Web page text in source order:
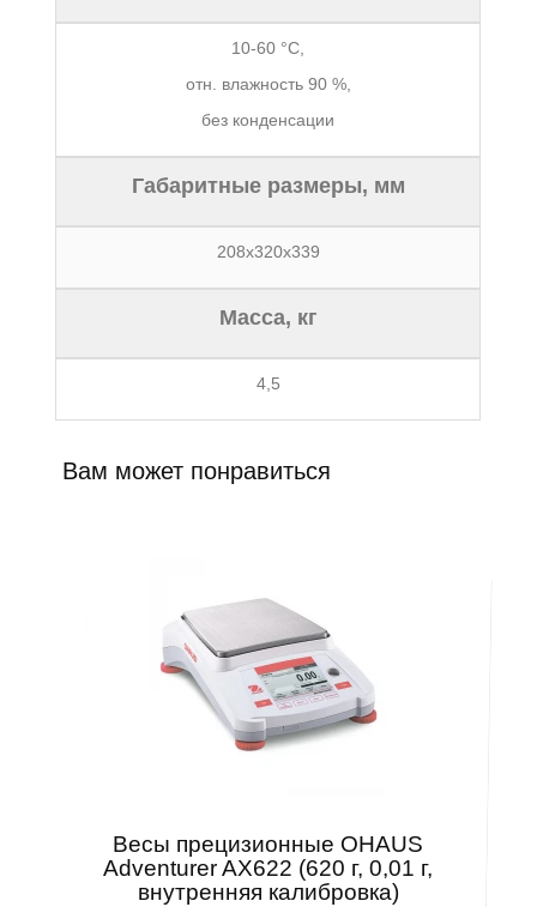
10-60 °C,
отн. влажность 90 %,
без конденсации
Габаритные размеры, мм
208х320х339
Масса, кг
4,5
Вам может понравиться
Весы прецизионные OHAUS
Adventurer AX622 (620 г, 0,01 г,
внутренняя калибровка)